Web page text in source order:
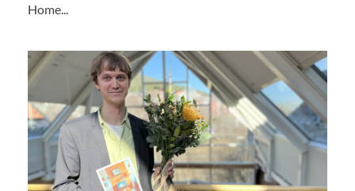
Home...